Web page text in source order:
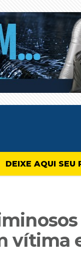
DEIXE AQUI SEU
vítima